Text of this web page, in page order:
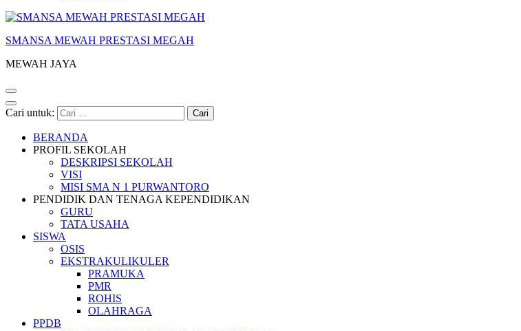
SMANSA MEWAH PRESTASI MEGAH
MEWAH JAYA
Cari untuk:
BERANDA
PROFIL SEKOLAH
DESKRIPSI SEKOLAH
VISI
MISI SMA N 1 PURWANTORO
PENDIDIK DAN TENAGA KEPENDIDIKAN
GURU
TATA USAHA
SISWA
OSIS
EKSTRAKULIKULER
PRAMUKA
PMR
ROHIS
OLAHRAGA
PPDB